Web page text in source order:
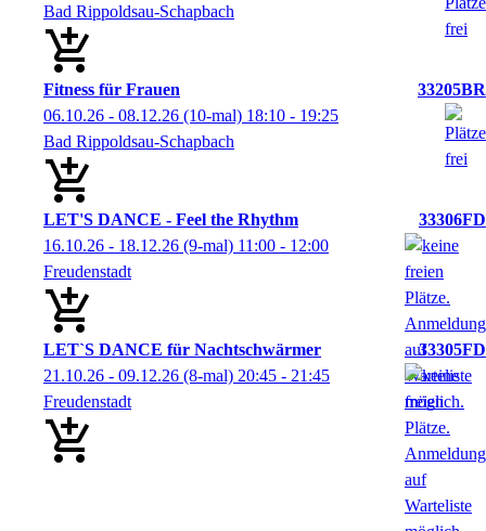
Bad Rippoldsau-Schapbach
Fitness für Frauen
33205BR
06.10.26 - 08.12.26 (10-mal) 18:10 - 19:25
Bad Rippoldsau-Schapbach
LET'S DANCE - Feel the Rhythm
33306FD
16.10.26 - 18.12.26 (9-mal) 11:00 - 12:00
Freudenstadt
LET`S DANCE für Nachtschwärmer
33305FD
21.10.26 - 09.12.26 (8-mal) 20:45 - 21:45
Freudenstadt